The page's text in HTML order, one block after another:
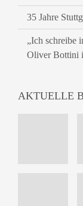
35 Jahre
„Ich schreibe
Oliver Bottini
AKTUELLE